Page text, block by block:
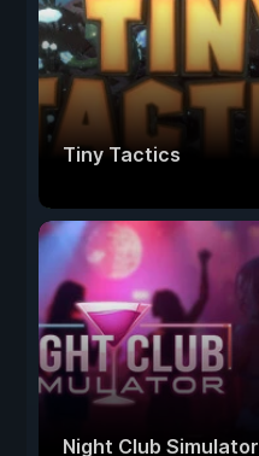
Tiny Tactics
Night Club Simulator